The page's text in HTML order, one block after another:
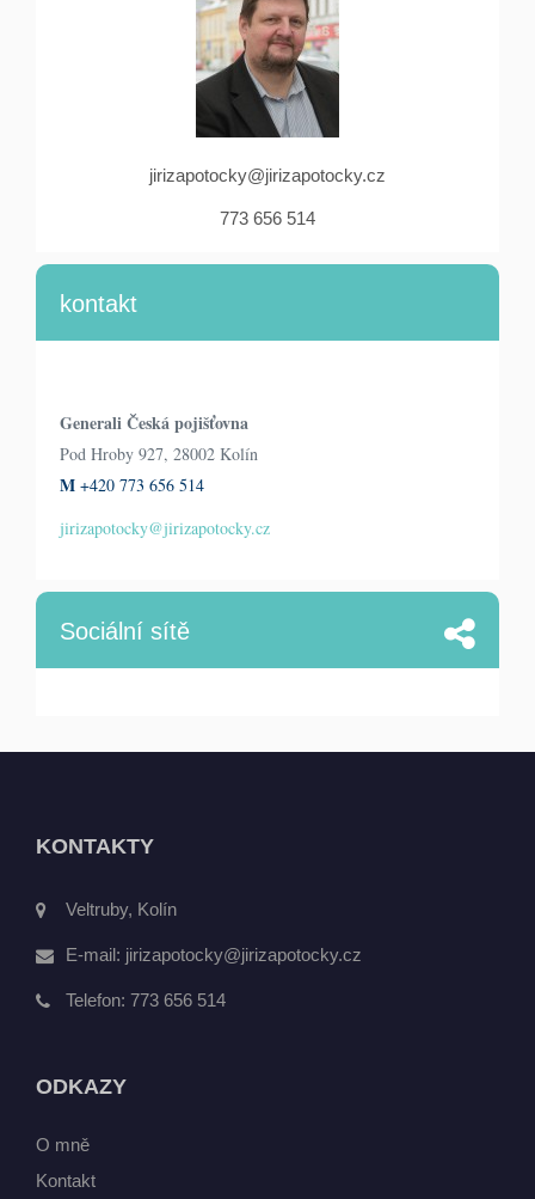
jirizapotocky@jirizapotocky.cz
773 656 514
kontakt
Generali Česká pojišťovna
Pod Hroby 927, 28002 Kolín
M +420 773 656 514
jirizapotocky@jirizapotocky.cz
Sociální sítě
KONTAKTY
Veltruby, Kolín
E-mail: jirizapotocky@jirizapotocky.cz
Telefon: 773 656 514
ODKAZY
O mně
Kontakt